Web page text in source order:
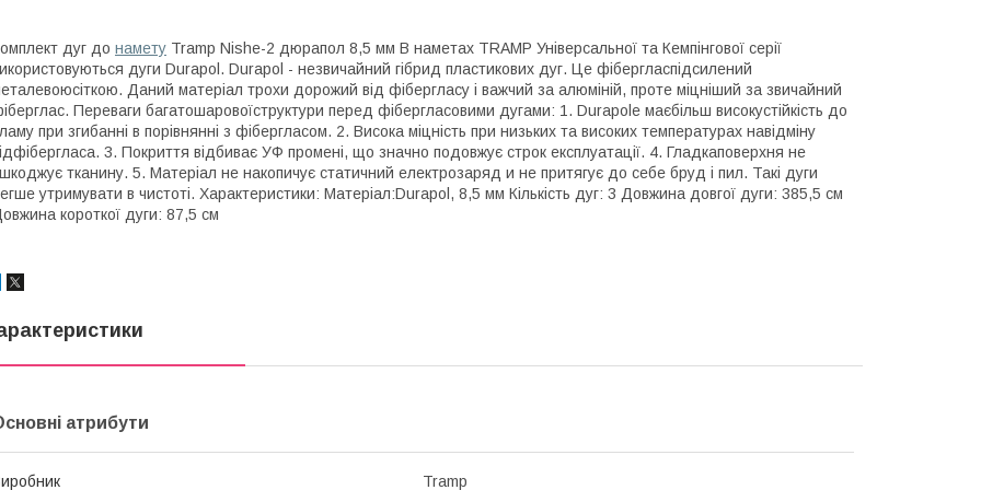
дуг до намету Tramp Nishe-2 дюрапол 8,5 мм В наметах TRAMP Універсальної та Кемпінгової серії
дуги Durapol. Durapol - незвичайний гібрид пластикових дуг. Це фібергласпідсилений
Даний матеріал трохи дорожий від фібергласу і важчий за алюміній, проте міцніший за звичайний
Переваги багатошаровоїструктури перед фібергласовими дугами: 1. Durapole маєбільш високустійкість до
при згибанні в порівнянні з фібергласом. 2. Висока міцність при низьких та високих температурах навідміну
3. Покриття відбиває УФ промені, що значно подовжує строк експлуатації. 4. Гладкаповерхня не
тканину. 5. Матеріал не накопичує статичний електрозаряд и не притягує до себе бруд і пил. Такі дуги
утримувати в чистоті. Характеристики: Матеріал:Durapol, 8,5 мм Кількість дуг: 3 Довжина довгої дуги: 385,5 см
короткої дуги: 87,5 см
атрибути
Tramp